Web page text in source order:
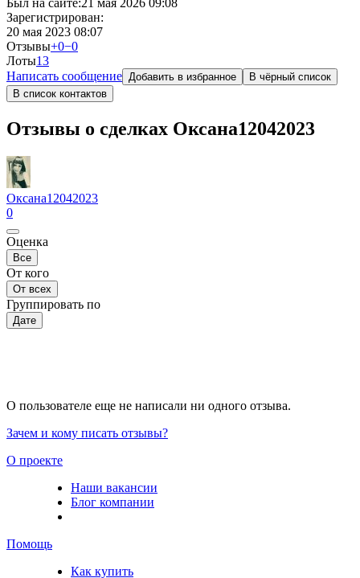
Был на сайте:21 мая 2026 09:08
Зарегистрирован:
20 мая 2023 08:07
Отзывы+0−0
Лоты13
Написать сообщение Добавить в избранное
В чёрный список
В список контактов
Отзывы о сделках Оксана12042023
Оксана12042023
0
Оценка
Все
От кого
От всех
Группировать по
Дате
О пользователе еще не написали ни одного отзыва.
Зачем и кому писать отзывы?
О проекте
Наши вакансии
Блог компании
Помощь
Как купить